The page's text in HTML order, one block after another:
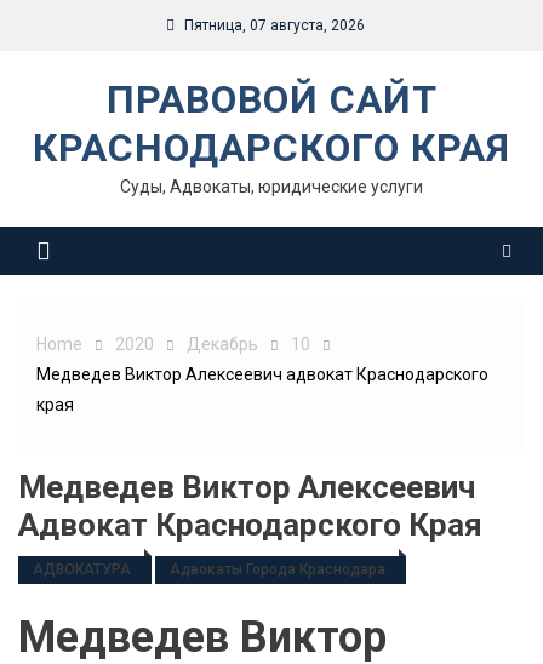
Пятница, 07 августа, 2026
ПРАВОВОЙ САЙТ
КРАСНОДАРСКОГО КРАЯ
Суды, Адвокаты, юридические услуги
Home 2020 Декабрь
10
Медведев Виктор Алексеевич адвокат Краснодарского
края
Медведев Виктор Алексеевич
Адвокат Краснодарского Края
АДВОКАТУРА Адвокаты Города Краснодара
Медведев Виктор